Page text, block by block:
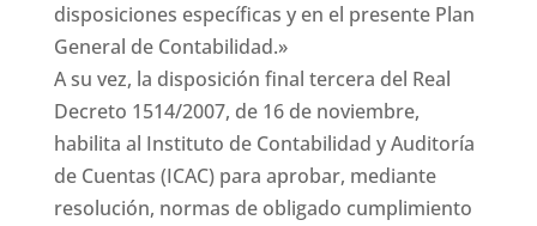
disposiciones específicas y en el presente Plan
General de Contabilidad.»
A su vez, la disposición final tercera del Real
Decreto 1514/2007, de 16 de noviembre,
habilita al Instituto de Contabilidad y Auditoría
de Cuentas (ICAC) para aprobar, mediante
resolución, normas de obligado cumplimiento